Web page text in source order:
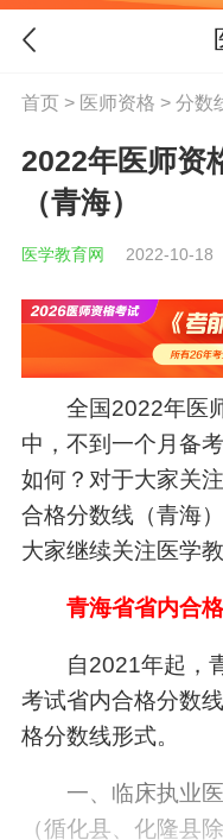
首页> 医师资格 分数
2022年医师资
（青海）
医学教育网 2022-10-18
全国2022年医
中，不到一个月备
如何？对于大家关
合格分数线（青海
大家继续关注医学
青海省省内合
自2021年起，
考试省内合格分数
格分数线形式。
一、临床执业
（循化县、化隆县